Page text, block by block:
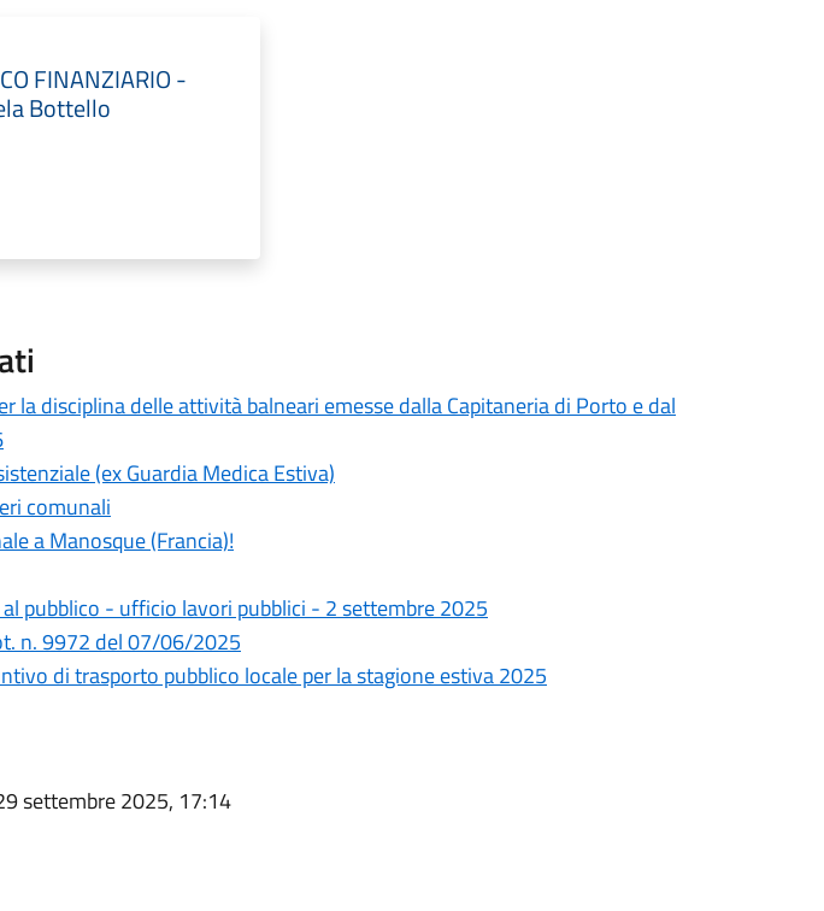
FINANZIARIO -
Bottello
la disciplina delle attività balneari emesse dalla Capitaneria di Porto e dal
(ex Guardia Medica Estiva)
comunali
a Manosque (Francia)!
pubblico - ufficio lavori pubblici - 2 settembre 2025
n. 9972 del 07/06/2025
di trasporto pubblico locale per la stagione estiva 2025
settembre 2025, 17:14